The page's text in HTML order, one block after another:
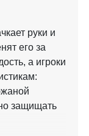
руки и
его за
а игроки
защищать